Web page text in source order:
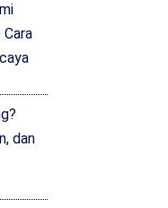
dan